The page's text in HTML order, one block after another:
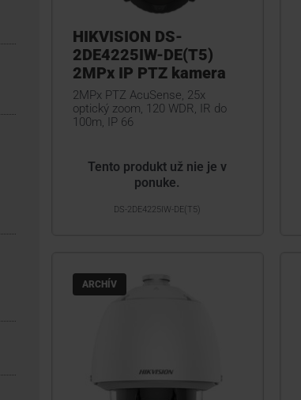
HIKVISION DS-
2DE4225IW-DE(T5)
2MPx IP PTZ kamera
2MPx PTZ AcuSense, 25x
optický zoom, 120 WDR, IR do
100m, IP 66
Tento produkt už nie je v
ponuke.
DS-2DE4225IW-DE(T5)
ARCHÍV